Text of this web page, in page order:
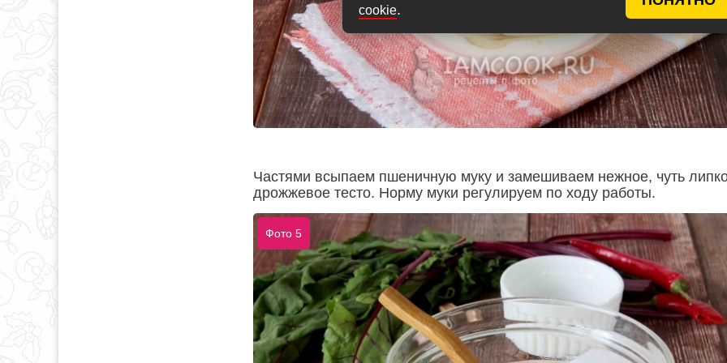
cookie.
Частями всыпаем пшеничную муку и замешиваем нежное, чуть
дрожжевое тесто. Норму муки регулируем по ходу работы.
Фото 5